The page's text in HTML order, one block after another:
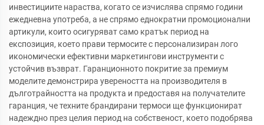
инвестициите нараства, когато се изчислява спрямо години
ежедневна употреба, а не спрямо еднократни промоционални
артикули, които осигуряват само кратък период на
експозиция, което прави термосите с персонализиран лого
икономически ефективни маркетингови инструменти с
устойчив възврат. Гаранционното покритие за премиум
моделите демонстрира увереността на производителя в
дълготрайността на продукта и предоставя на получателите
гаранция, че техните брандирани термоси ще функционират
надеждно през целия период на собственост, което подобрява